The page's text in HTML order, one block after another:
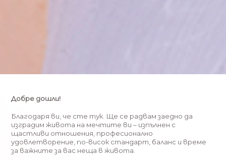
Добре дошли!
Благодаря ви, че сте тук. Ще се радвам заедно да
изградим живота на мечтите ви – изпълнен с
щастливи отношения, професионално
удовлетворение, по-висок стандарт, баланс и време
за важните за вас неща в живота.